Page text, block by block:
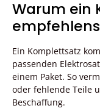
Warum ein
Ein Komplettsatz
passenden
einem Paket. So
oder fehlende Teile
Beschaffung.